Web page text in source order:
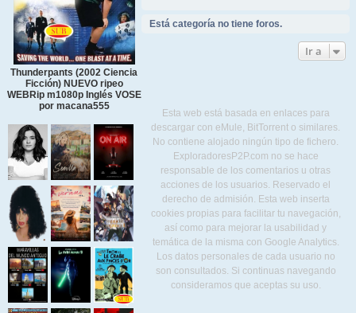
Thunderpants (2002 Ciencia
Ficción) NUEVO ripeo
WEBRip m1080p Inglés VOSE
por macana555
Está categoría no tiene foros.
Ir a
Esta web está basada en enlaces para
descargar con eMule, BitTorrent o similares.
No contiene alojado ningún tipo de fichero.
ExploradoresP2P.com no se hace
responsable de los comentarios u otras
acciones de los usuarios. Reservado el
derecho de admisión. Esta web inserta
cookies propias para facilitar tu navegación,
así como para mejorar la usabilidad y
temática de la misma con Google Analytics.
Los datos personales de cada usuario no
son consultados. Si continuas navegando
consideramos que aceptas su uso.